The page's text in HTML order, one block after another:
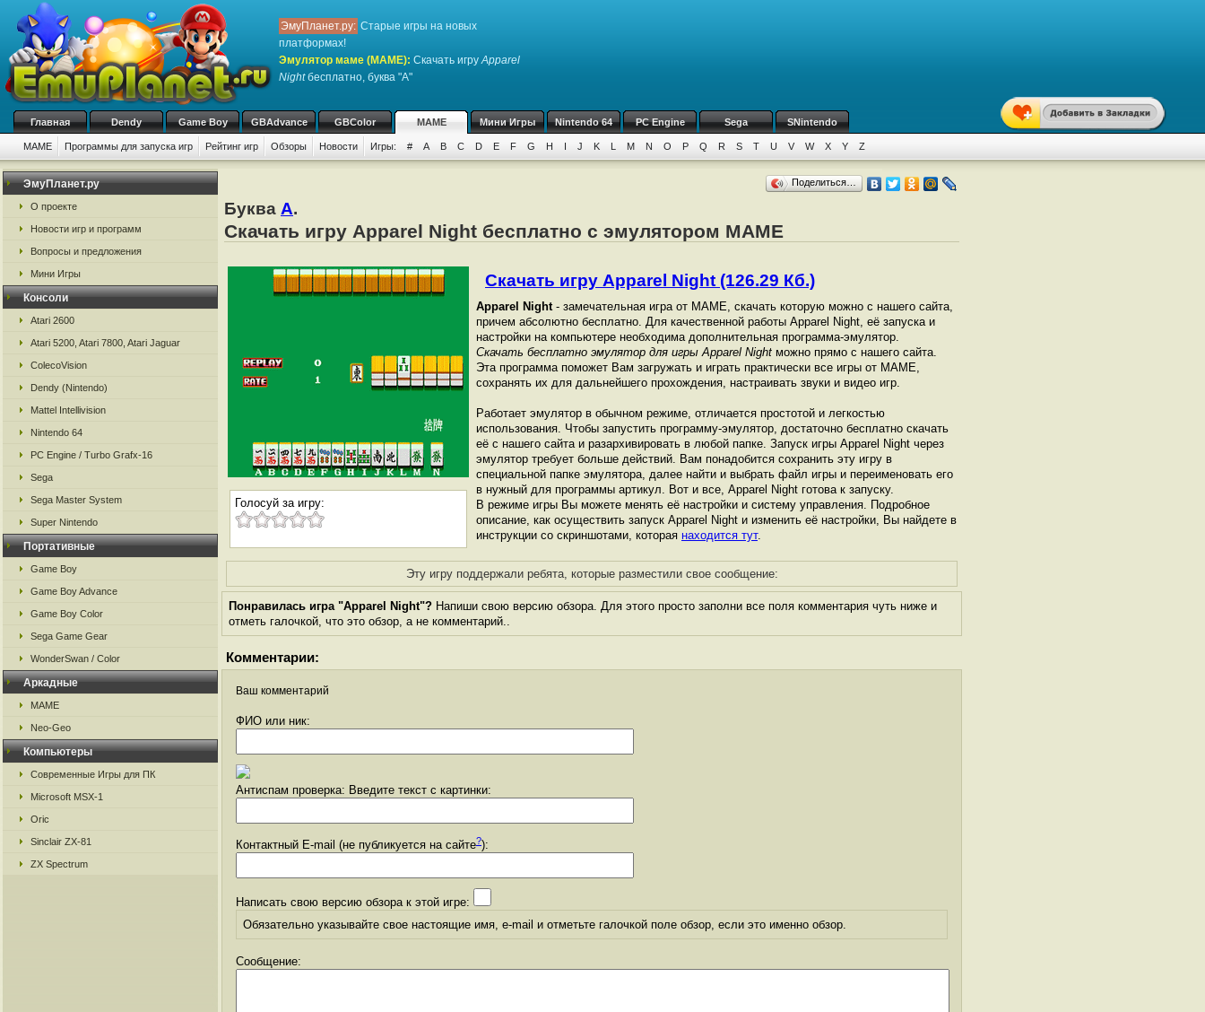
ЭмуПланет.ру: Старые игры на новых
платформах!
Эмулятор маме (MAME): Скачать игруApparel
Nightбесплатно, буква "A"
Главная Dendy Game Boy GBAdvance GBColor MAME Мини Игры Nintendo 64 PC Engine Sega SNintendo
MAME Программы для запуска игр Рейтинг игр Обзоры Новости Игры: # A B C D E F G H I J K L M N O P Q R S T U V W X Y Z
ЭмуПланет.ру
О проекте
Новости игр и программ
Вопросы и предложения
Мини Игры
Консоли
Atari 2600
Atari 5200, Atari 7800, Atari Jaguar
ColecoVision
Dendy (Nintendo)
Mattel Intellivision
Nintendo 64
PC Engine / Turbo Grafx-16
Sega
Sega Master System
Super Nintendo
Портативные
Game Boy
Game Boy Advance
Game Boy Color
Sega Game Gear
WonderSwan / Color
Аркадные
MAME
Neo-Geo
Компьютеры
Современные Игры для ПК
Microsoft MSX-1
Oric
Sinclair ZX-81
ZX Spectrum
Поделиться…
Буква A.
Скачать игру Apparel Night бесплатно с эмулятором MAME
Голосуй за игру:
Скачать игру Apparel Night (126.29 Кб.)
Apparel Night- замечательная игра от МАМЕ, скачать которую можно с нашего сайта,
причем абсолютно бесплатно. Для качественной работы Apparel Night, её запуска и
настройки на компьютере необходима дополнительная программа-эмулятор.
Скачать бесплатно эмулятор для игры Apparel Night можно прямо с нашего сайта.
Эта программа поможет Вам загружать и играть практически все игры от МАМЕ,
сохранять их для дальнейшего прохождения, настраивать звуки и видео игр.
Работает эмулятор в обычном режиме, отличается простотой и легкостью
использования. Чтобы запустить программу-эмулятор, достаточно бесплатно скачать
её с нашего сайта и разархивировать в любой папке. Запуск игры Apparel Night через
эмулятор требует больше действий. Вам понадобится сохранить эту игру в
специальной папке эмулятора, далее найти и выбрать файл игры и переименовать его
в нужный для программы артикул. Вот и все, Apparel Night готова к запуску.
В режиме игры Вы можете менять её настройки и систему управления. Подробное
описание, как осуществить запуск Apparel Night и изменить её настройки, Вы найдете в
инструкции со скриншотами, которая находится тут.
Эту игру поддержали ребята, которые разместили свое сообщение:
Понравилась игра "Apparel Night"? Напиши свою версию обзора. Для этого просто заполни все поля комментария чуть ниже и
отметь галочкой, что это обзор, а не комментарий..
Комментарии:
Ваш комментарий
ФИО или ник:
Антиспам проверка: Введите текст с картинки:
Контактный E-mail (не публикуется на сайте?):
Написать свою версию обзора к этой игре:
Обязательно указывайте свое настоящие имя, e-mail и отметьте галочкой поле обзор, если это именно обзор.
Сообщение: